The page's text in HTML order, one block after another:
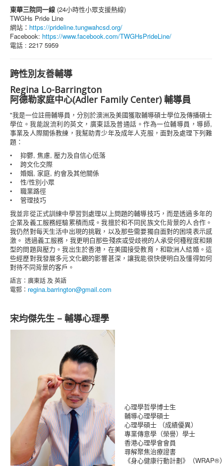
東華三院同一線 (24小時性小眾支援熱線)
TWGHs Pride Line
網站： https://prideline.tungwahcsd.org/
Facebook: https://www.facebook.com/TWGHsPrideLine/
電話 : 2217 5959
跨性別友善輔導
Regina Lo-Barrington
阿德勒家庭中心(Adler Family Center) 輔導員
"我是一位註冊輔導員，分別於澳洲及美國獲取輔導碩士學位及傳播碩士
學位。我能說流利的英文，廣東話及普通話。作為一位輔導員，導師,
事業及人際關係教練，我幫助青少年及成年人克服，面對及處理下列難
題：
• 抑鬱, 焦慮, 壓力及自信心低落
• 跨文化交際
• 婚姻, 家庭, 約會及其他關係
• 性/性別小眾
• 職業路徑
• 管理技巧
我並非從正式訓練中學習到處理以上問題的輔導技巧，而是透過多年的
企業及義工服務經驗累積而成。我擅於和不同民族文化背景的人合作。
我仍然對每天生活中出現的挑戰，以及那些需要獨自面對的困境表示感
激。 透過義工服務，我更明白那些殘疾或受歧視的人承受何種程度和類
型的問題與壓力。我出生於香港，在美國接受教育，和歐洲人結婚。這
些經歷對我發展多元文化觀的影響甚深，讓我能很快便明白及懂得如何
對待不同背景的客戶。
語言：廣東話 及 英語
電郵： regina.barrington@gmail.com
宋均傑先生 – 輔導心理學
心理學哲學博士生
輔導心理學碩士
心理學碩士 （成績優異）
專業傳意學（榮譽）學士
香港心理學會會員
尋解聚焦治療證書
《身心健康行動計劃》（